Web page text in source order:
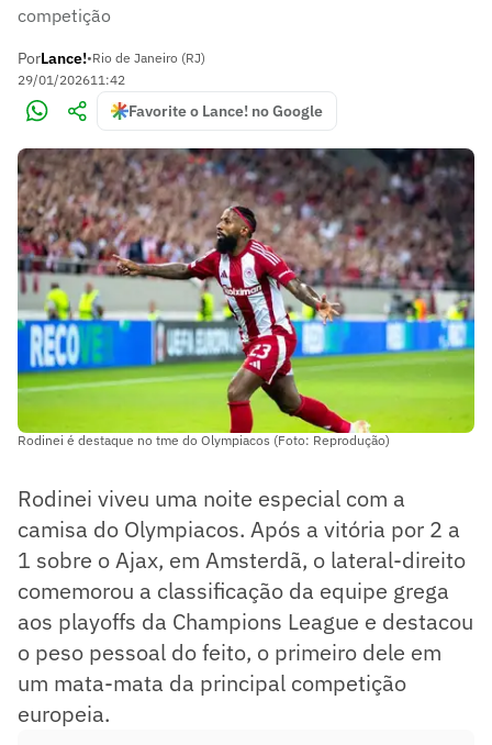
competição
PorLance!•Rio de Janeiro (RJ)
29/01/202611:42
Favorite o Lance! no Google
Rodinei é destaque no tme do Olympiacos (Foto: Reprodução)
Rodinei viveu uma noite especial com a
camisa do Olympiacos. Após a vitória por 2 a
1 sobre o Ajax, em Amsterdã, o lateral-direito
comemorou a classificação da equipe grega
aos playoffs da Champions League e destacou
o peso pessoal do feito, o primeiro dele em
um mata-mata da principal competição
europeia.